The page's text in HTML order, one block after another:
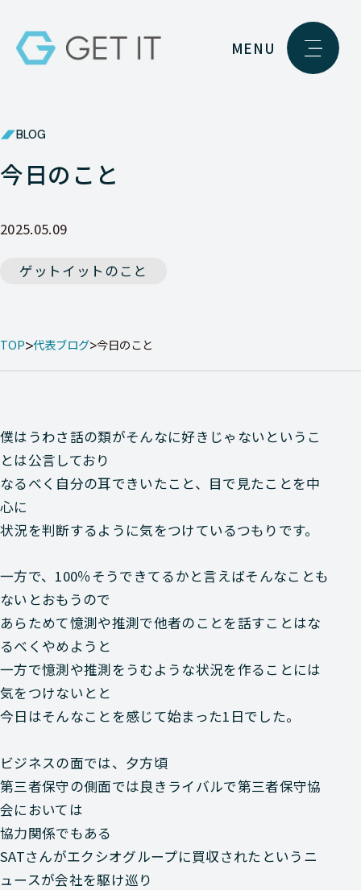
MENU
BLOG
今日のこと
2025.05.09
ゲットイットのこと
TOP 代表ブログ 今日のこと
僕はうわさ話の類がそんなに好きじゃないというこ
とは公言しており
なるべく自分の耳できいたこと、目で見たことを中
心に
状況を判断するように気をつけているつもりです。
一方で、100％そうできてるかと言えばそんなことも
ないとおもうので
あらためて憶測や推測で他者のことを話すことはな
るべくやめようと
一方で憶測や推測をうむような状況を作ることには
気をつけないとと
今日はそんなことを感じて始まった1日でした。
ビジネスの面では、夕方頃
第三者保守の側面では良きライバルで第三者保守協
会においては
協力関係でもある
SATさんがエクシオグループに買収されたというニ
ュースが会社を駆け巡り